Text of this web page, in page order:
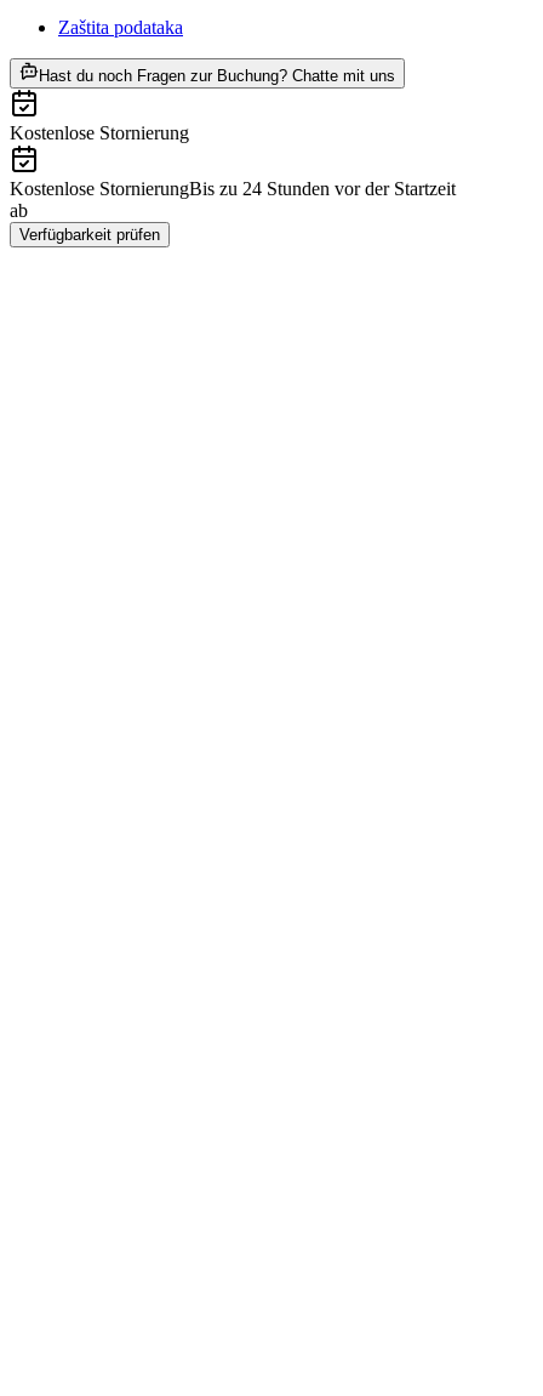
Zaštita podataka
Hast du noch Fragen zur Buchung? Chatte mit uns
Kostenlose Stornierung
Kostenlose StornierungBis zu 24 Stunden vor der Startzeit
ab
Verfügbarkeit prüfen